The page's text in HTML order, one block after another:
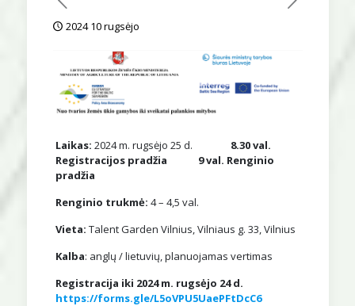
2024 10 rugsėjo
Laikas: 2024 m. rugsėjo 25 d. 8.30 val.
Registracijos pradžia 9 val. Renginio
pradžia
Renginio trukmė: 4 – 4,5 val.
Vieta: Talent Garden Vilnius, Vilniaus g. 33, Vilnius
Kalba: anglų / lietuvių, planuojamas vertimas
Registracija iki 2024 m. rugsėjo 24 d.
https://forms.gle/L5oVPU5UaePFtDcC6